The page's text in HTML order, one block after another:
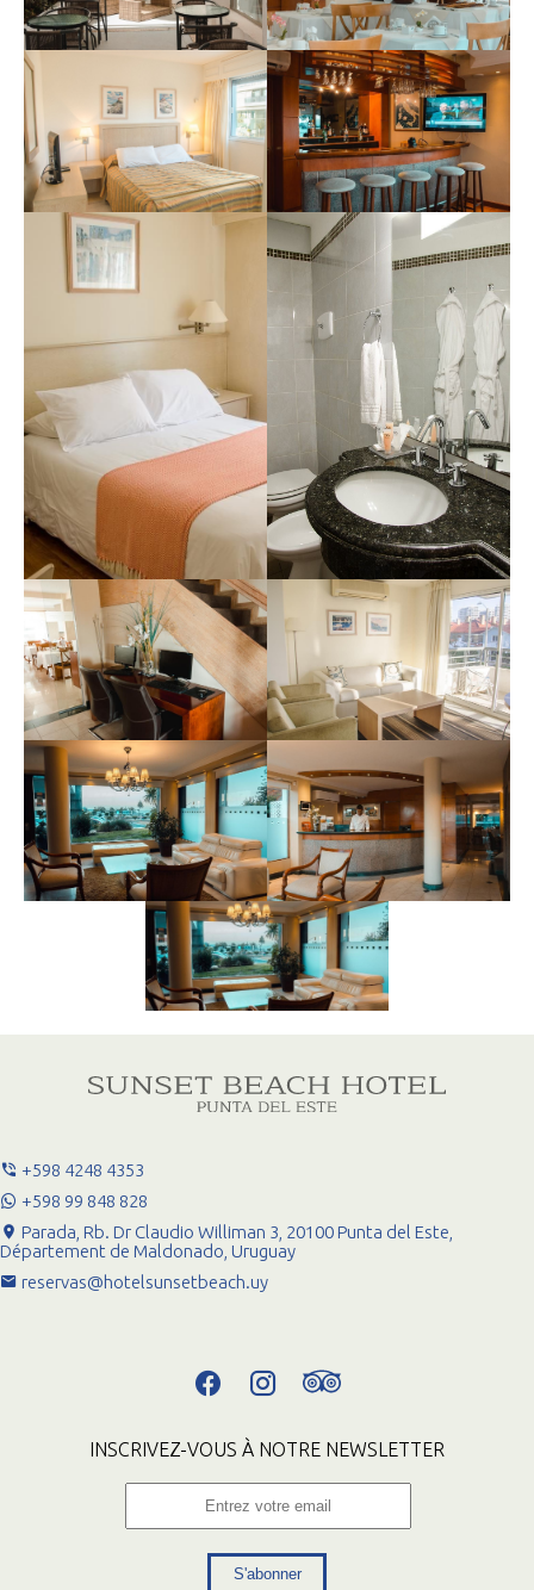
+598 4248 4353
+598 99 848 828
Parada, Rb. Dr Claudio Williman 3, 20100 Punta del Este,
Département de Maldonado, Uruguay
reservas@hotelsunsetbeach.uy
INSCRIVEZ-VOUS À NOTRE NEWSLETTER
S'abonner